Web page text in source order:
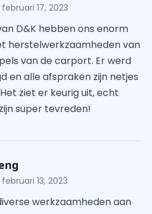
februari 17, 2023
D&K hebben ons enorm
herstelwerkzaamheden van
van de carport. Er werd
en alle afspraken zijn netjes
ziet er keurig uit, echt
super tevreden!
februari 13, 2023
werkzaamheden aan